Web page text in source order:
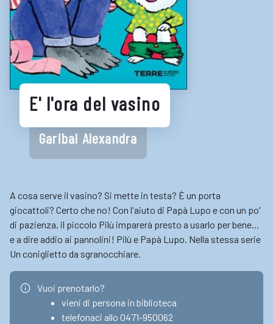
LINK UTILI
Biblioteche e cataloghi online
Consigli per la lettura
Biblioteche digitali
Gaming
Enti
E' l'ora del vasino
Garibal Alexandra
A cosa serve il vasino? Si mette in testa? È un porta
giocattoli? Certo che no! Con l'aiuto di Papà Lupo e con un po'
di pazienza, il piccolo Pilù imparerà presto a usarlo per bene...
e a dire addio ai pannolini! Pilù e Papà Lupo. Nella stessa serie
Un coniglietto da sgranocchiare.
Vuoi prenotarlo?
vieni di persona in biblioteca
telefonaci allo 0471-950062